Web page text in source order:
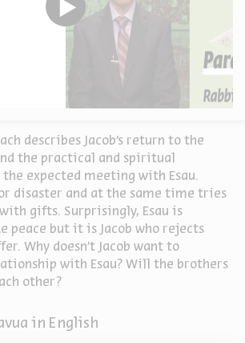
describes Jacob's return to the
the practical and spiritual
expected meeting with Esau.
disaster and at the same time tries
with gifts. Surprisingly, Esau is
peace but it is Jacob who rejects
Why doesn’t Jacob want to
with Esau? Will the brothers
other?
in English